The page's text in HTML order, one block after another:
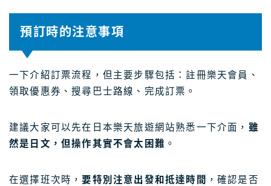
預訂時的注意事項
一下介紹訂票流程，但主要步驟包括：註冊樂天會員、
領取優惠券、搜尋巴士路線、完成訂票。
建議大家可以先在日本樂天旅遊網站熟悉一下介面， 雖
然是日文，但操作其實不會太困難 。
在選擇班次時，要特別注意出發和抵達時間 ，確認是否